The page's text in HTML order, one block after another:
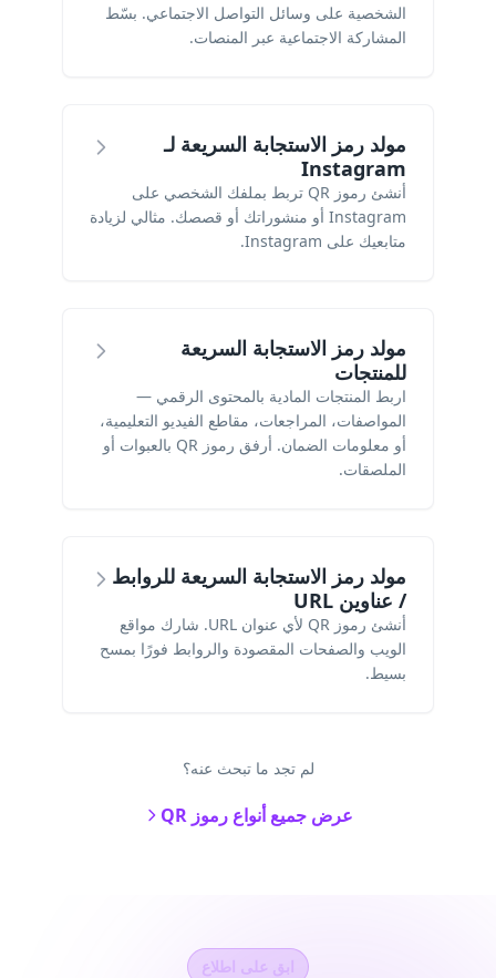
الشخصية على وسائل التواصل الاجتماعي. بسّط
المشاركة الاجتماعية عبر المنصات.
مولد رمز الاستجابة السريعة لـ
Instagram
أنشئ رموز QR تربط بملفك الشخصي على
Instagram أو منشوراتك أو قصصك. مثالي لزيادة
متابعيك على Instagram.
مولد رمز الاستجابة السريعة
للمنتجات
اربط المنتجات المادية بالمحتوى الرقمي —
المواصفات، المراجعات، مقاطع الفيديو التعليمية،
أو معلومات الضمان. أرفق رموز QR بالعبوات أو
الملصقات.
مولد رمز الاستجابة السريعة للروابط
/ عناوين URL
أنشئ رموز QR لأي عنوان URL. شارك مواقع
الويب والصفحات المقصودة والروابط فورًا بمسح
بسيط.
لم تجد ما تبحث عنه؟
عرض جميع أنواع رموز QR
ابق على اطلاع